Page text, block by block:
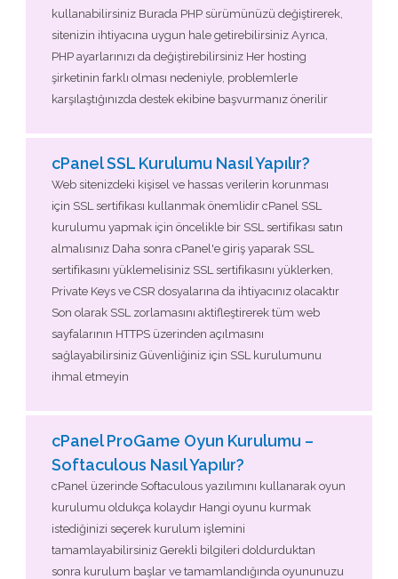
kullanabilirsiniz Burada PHP sürümünüzü değiştirerek,
sitenizin ihtiyacına uygun hale getirebilirsiniz Ayrıca,
PHP ayarlarınızı da değiştirebilirsiniz Her hosting
şirketinin farklı olması nedeniyle, problemlerle
karşılaştığınızda destek ekibine başvurmanız önerilir
cPanel SSL Kurulumu Nasıl Yapılır?
Web sitenizdeki kişisel ve hassas verilerin korunması
için SSL sertifikası kullanmak önemlidir cPanel SSL
kurulumu yapmak için öncelikle bir SSL sertifikası satın
almalısınız Daha sonra cPanel'e giriş yaparak SSL
sertifikasını yüklemelisiniz SSL sertifikasını yüklerken,
Private Keys ve CSR dosyalarına da ihtiyacınız olacaktır
Son olarak SSL zorlamasını aktifleştirerek tüm web
sayfalarının HTTPS üzerinden açılmasını
sağlayabilirsiniz Güvenliğiniz için SSL kurulumunu
ihmal etmeyin
cPanel ProGame Oyun Kurulumu –
Softaculous Nasıl Yapılır?
cPanel üzerinde Softaculous yazılımını kullanarak oyun
kurulumu oldukça kolaydır Hangi oyunu kurmak
istediğinizi seçerek kurulum işlemini
tamamlayabilirsiniz Gerekli bilgileri doldurduktan
sonra kurulum başlar ve tamamlandığında oyununuzu